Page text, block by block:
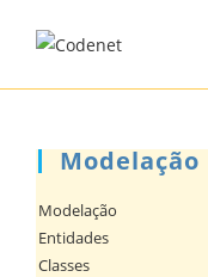
Modelação
Modelação
Entidades
Classes